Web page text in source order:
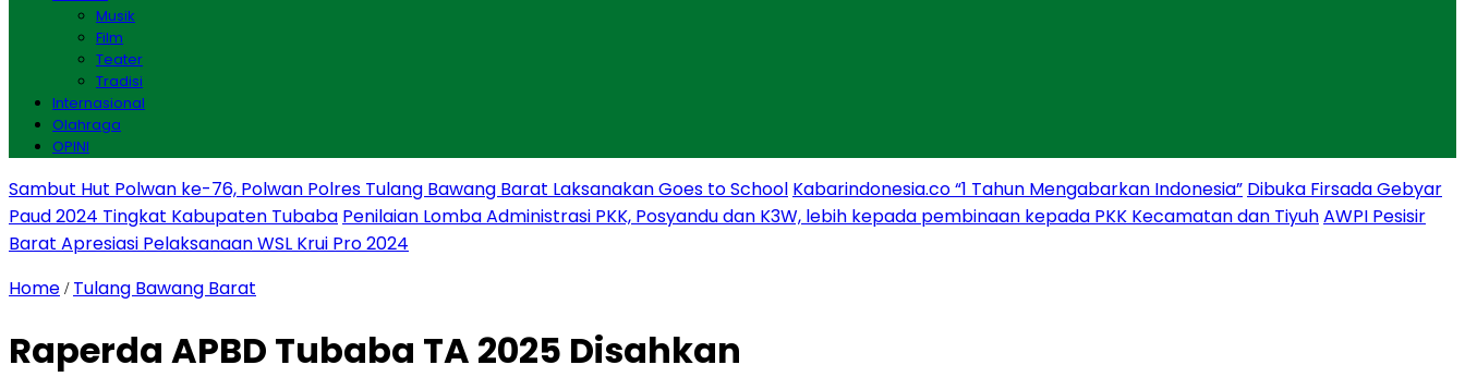
Musik
Film
Teater
Tradisi
Internasional
Olahraga
OPINI
Sambut Hut Polwan ke-76, Polwan Polres Tulang Bawang Barat Laksanakan Goes to School Kabarindonesia.co “1 Tahun Mengabarkan Indonesia” Dibuka Firsada Gebyar
Paud 2024 Tingkat Kabupaten Tubaba Penilaian Lomba Administrasi PKK, Posyandu dan K3W, lebih kepada pembinaan kepada PKK Kecamatan dan TiyuhAWPI Pesisir
Barat Apresiasi Pelaksanaan WSL Krui Pro 2024
Home / Tulang Bawang Barat
Raperda APBD Tubaba TA 2025 Disahkan